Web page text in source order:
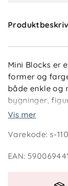
Mini Blocks er
former og
både enkle og
bygninger,
å holde orden
bygging.
Vis mer
Varekode:s-
EAN: